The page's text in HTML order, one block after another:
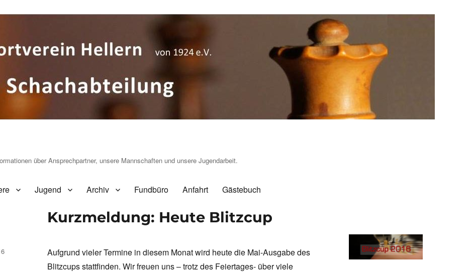
über Ansprechpartner, unsere Mannschaften und unsere Jugendarbeit.
Jugend Archiv Fundbüro Anfahrt Gästebuch
Kurzmeldung: Heute Blitzcup
Aufgrund vieler Termine in diesem Monat wird heute die Mai-Ausgabe des
Blitzcups stattfinden. Wir freuen uns – trotz des Feiertages- über viele